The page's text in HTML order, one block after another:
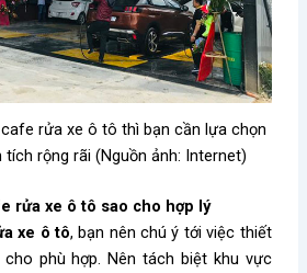
rửa xe ô tô thì bạn cần lựa chọn
rộng rãi (Nguồn ảnh: Internet)
rửa xe ô tô sao cho hợp lý
xe ô tô, bạn nên chú ý tới việc thiết
phù hợp. Nên tách biệt khu vực